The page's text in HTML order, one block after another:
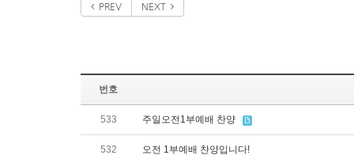
PREV NEXT
번호
533 주일오전1부예배 찬양
532 오전 1부예배 찬양입니다!